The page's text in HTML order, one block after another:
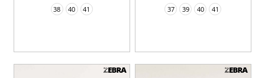
38 40 41 37 39 40 41